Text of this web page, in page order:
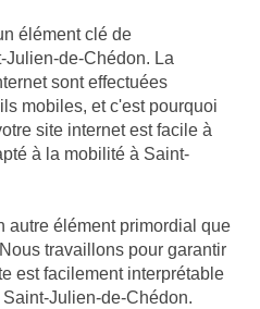
élément clé de
Julien-de-Chédon. La
sont effectuées
mobiles, et c'est pourquoi
site internet est facile à
à la mobilité à Saint-
autre élément primordial que
travaillons pour garantir
est facilement interprétable
Julien-de-Chédon.